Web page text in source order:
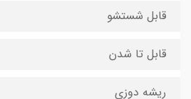
قابل شستشو
قابل تا شدن
ریشه دوزی